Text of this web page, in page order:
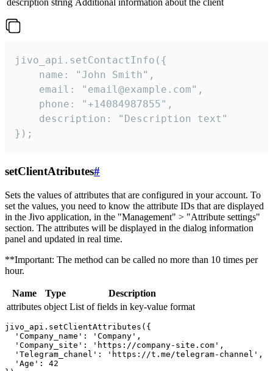
description string Additional information about the client
jivo_api.setContactInfo({
    name: "John Smith",
    email: "email@example.com",
    phone: "+14084987855",
    description: "Description text"
});
setClientAtributes#
Sets the values ​​of attributes that are configured in your account. To
set the values, you need to know the attribute IDs that are displayed
in the Jivo application, in the "Management" > "Attribute settings"
section. The attributes will be displayed in the dialog information
panel and updated in real time.
**Important: The method can be called no more than 10 times per
hour.
Name Type
Description
attributes object List of fields in key-value format
jivo_api.setClientAttributes({
  'Company_name': 'Company',
  'Company_site': 'https://company-site.com',
  'Telegram_chanel': 'https://t.me/telegram-channel',
  'Age': 42